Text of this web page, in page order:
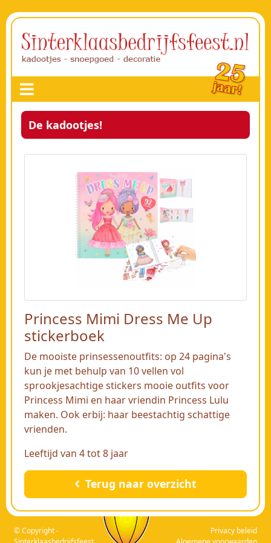
De kadootjes!
Princess Mimi Dress Me Up
stickerboek
De mooiste prinsessenoutfits: op 24 pagina's
kun je met behulp van 10 vellen vol
sprookjesachtige stickers mooie outfits voor
Princess Mimi en haar vriendin Princess Lulu
maken. Ook erbij: haar beestachtig schattige
vrienden.
Leeftijd van 4 tot 8 jaar
Terug naar overzicht
© Copyright -
Privacy beleid